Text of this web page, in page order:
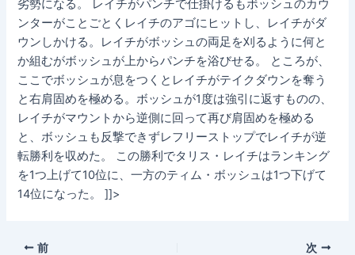
劣勢になる。 レイチがパンチで仕掛けるもボッシュのカウ
ンターがことごとくレイチのアゴにヒットし、レイチがダ
ウンしかける。レイチがボッシュの両足を刈るように何と
か組むがボッシュが上からパンチを浴びせる。 ところが、
ここでボッシュが息をつくとレイチがテイクダウンを奪う
と右肩固めを極める。ボッシュが1度は強引に返すものの、
レイチがマウントから逆側に回って再び肩固めを極める
と、ボッシュも反撃できずレフリーストップでレイチが逆
転勝利を収めた。 この勝利でタリス・レイチはランキング
を1つ上げて10位に、一方のティム・ボッシュは1つ下げて
14位になった。 ]]>
前 次